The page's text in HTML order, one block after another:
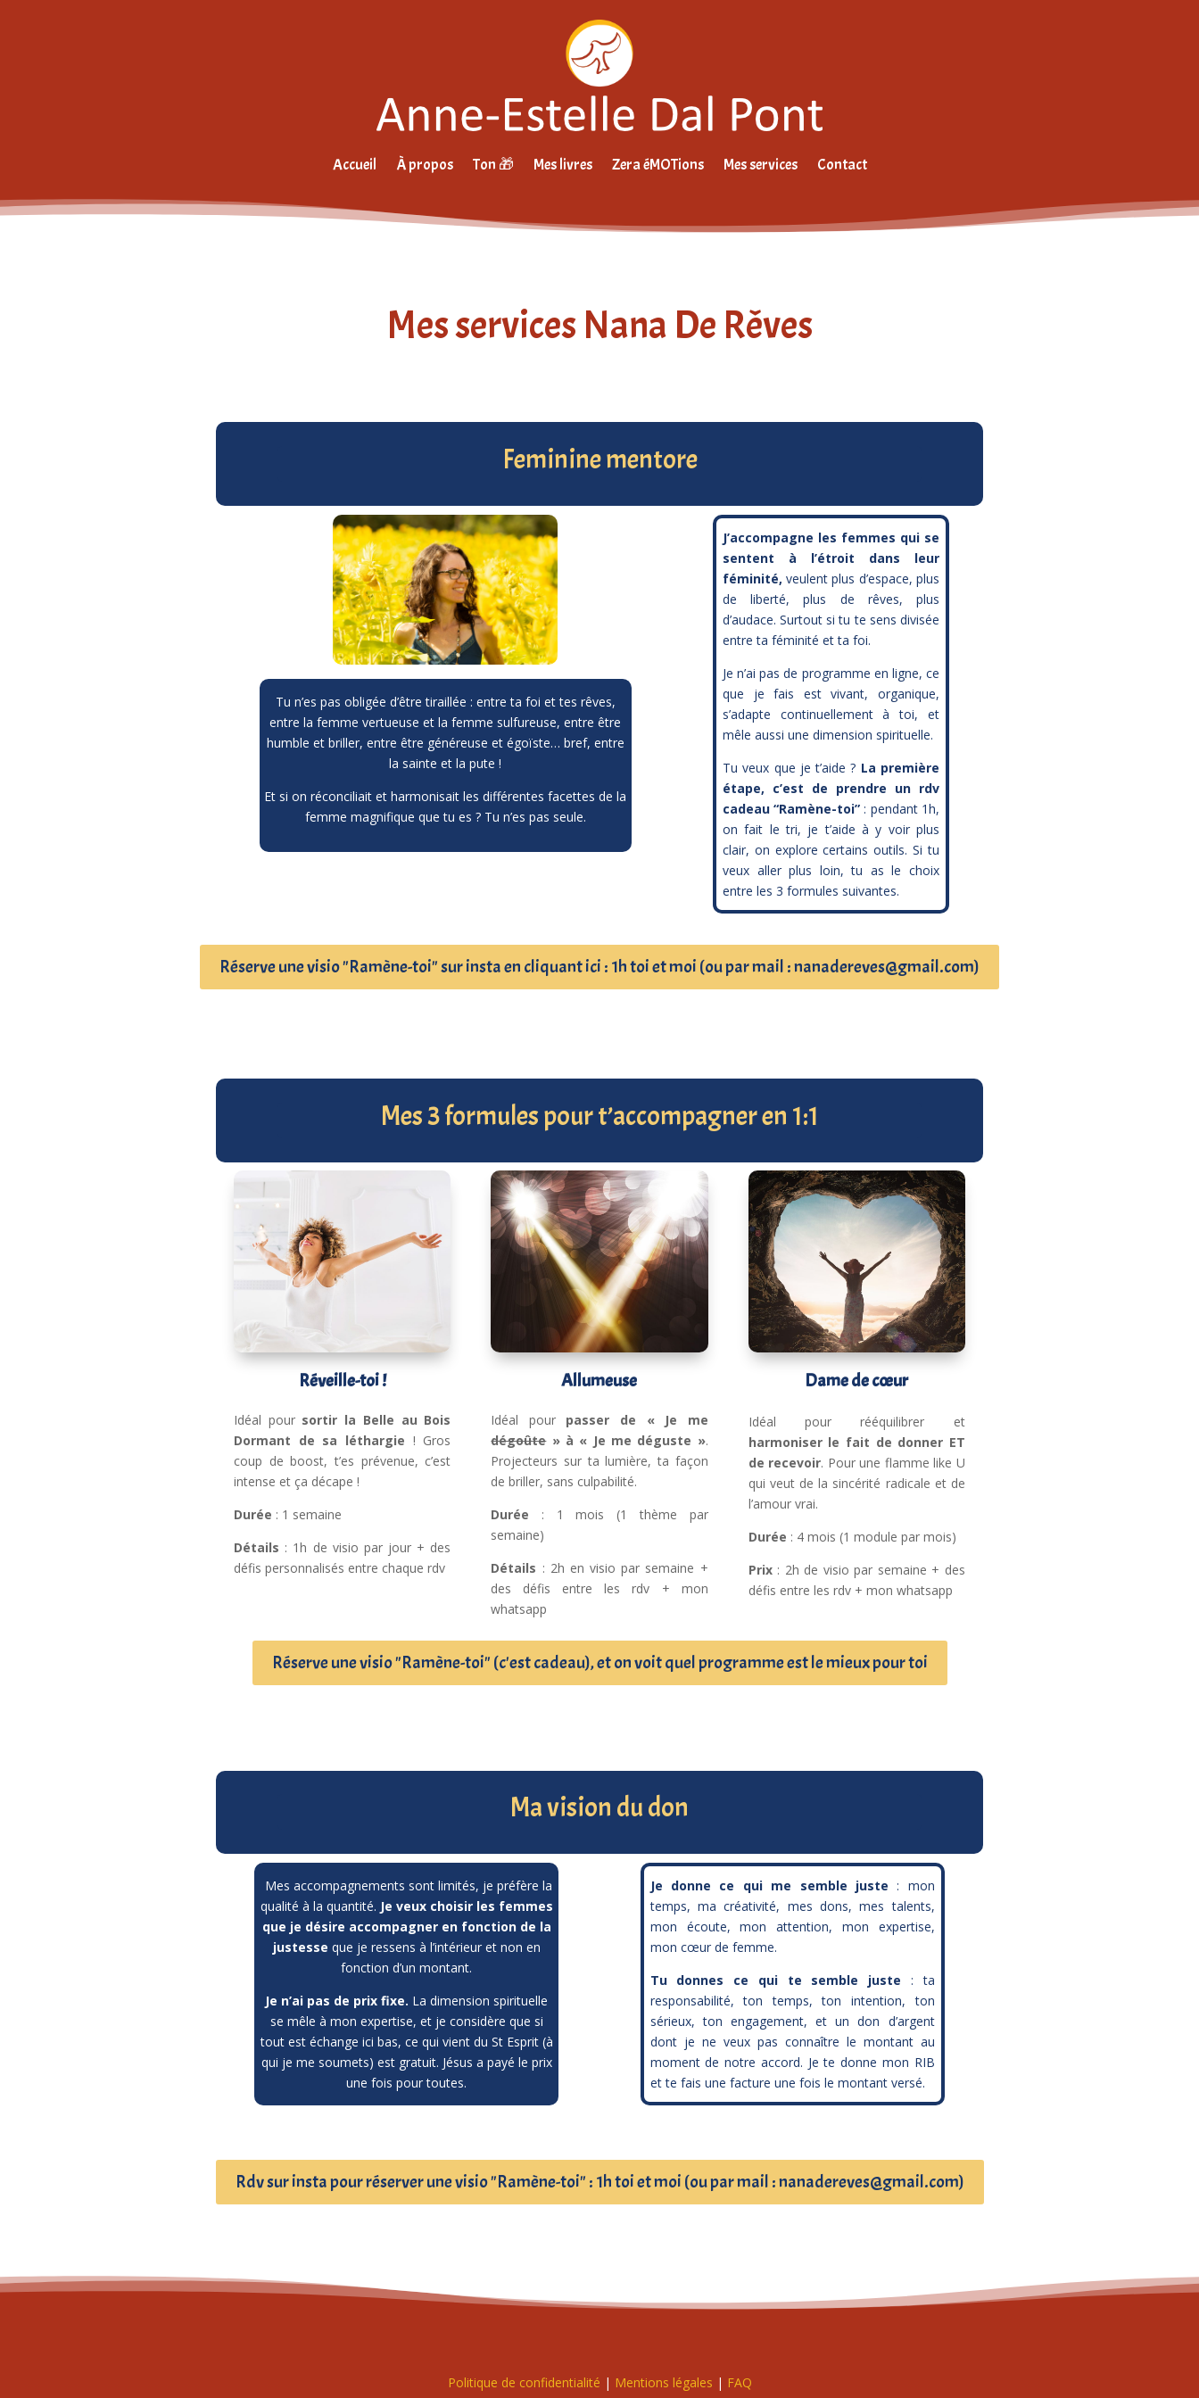
Accueil À propos Ton 🎁 Mes livres Zera éMOTions Mes services Contact
Mes services Nana De Rêves
Feminine mentore
Tu n’es pas obligée d’être tiraillée : entre ta foi et tes rêves,
entre la femme vertueuse et la femme sulfureuse, entre être
humble et briller, entre être généreuse et égoïste… bref, entre
la sainte et la pute !
Et si on réconciliait et harmonisait les différentes facettes de la
femme magnifique que tu es ? Tu n’es pas seule.
J’accompagne les femmes qui se
sentent à l’étroit dans leur
féminité, veulent plus d’espace, plus
de liberté, plus de rêves, plus
d’audace.Surtout si tu te sens divisée
entre ta féminité et ta foi.
Je n’ai pas de programme en ligne, ce
que je fais est vivant, organique,
s’adapte continuellement à toi, et
mêle aussi une dimension spirituelle.
Tu veux que je t’aide ? La première
étape, c’est de prendre un rdv
cadeau “Ramène-toi” : pendant 1h,
on fait le tri, je t’aide à y voir plus
clair, on explore certains outils. Si tu
veux aller plus loin, tu as le choix
entre les 3 formules suivantes.
Réserve une visio "Ramène-toi" sur insta en cliquant ici : 1h toi et moi (ou par mail : nanadereves@gmail.com)
Mes 3 formules pour t’accompagner en 1:1
Réveille-toi !
Idéal pour sortir la Belle au Bois
Dormant de sa léthargie ! Gros
coup de boost, t’es prévenue, c’est
intense et ça décape !
Durée : 1 semaine
Détails : 1h de visio par jour + des
défis personnalisés entre chaque rdv
Allumeuse
Idéal pour passer de « Je me
dégoûte» à « Je me déguste ».
Projecteurs sur ta lumière, ta façon
de briller, sans culpabilité.
Durée : 1 mois (1 thème par
semaine)
Détails : 2h en visio par semaine +
des défis entre les rdv + mon
whatsapp
Dame decœur
Idéal pour rééquilibrer et
harmoniser le fait de donner ET
de recevoir. Pour une flamme like U
qui veut de la sincérité radicale et de
l’amour vrai.
Durée : 4 mois (1 module par mois)
Prix: 2h de visio par semaine + des
défis entre les rdv + mon whatsapp
Réserve une visio "Ramène-toi" (c'est cadeau), et on voit quel programme est le mieux pour toi
Ma vision du don
Mes accompagnements sont limités, je préfère la
qualité à la quantité. Je veux choisir les femmes
que je désire accompagner en fonction de la
justesse que je ressens à l’intérieur et non en
fonction d’un montant.
Je n’ai pas de prix fixe. La dimension spirituelle
se mêle à mon expertise, et je considère que si
tout est échange ici bas, ce qui vient du St Esprit (à
qui je me soumets) est gratuit. Jésus a payé le prix
une fois pour toutes.
Je donne ce qui me semble juste : mon
temps, ma créativité, mes dons, mes talents,
mon écoute, mon attention, mon expertise,
mon cœur de femme.
Tu donnes ce qui te semble juste : ta
responsabilité, ton temps, ton intention, ton
sérieux, ton engagement, et un don d’argent
dont je ne veux pas connaître le montant au
moment de notre accord. Je te donne mon RIB
et te fais une facture une fois le montant versé.
Rdv sur insta pour réserver une visio "Ramène-toi" : 1h toi et moi (ou par mail : nanadereves@gmail.com)
Politique de confidentialité | Mentions légales | FAQ